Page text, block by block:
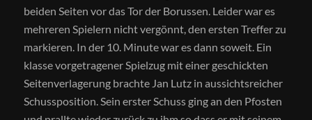
beiden Seiten vor das Tor der Borussen. Leider war es
mehreren Spielern nicht vergönnt, den ersten Treffer zu
markieren. In der 10. Minute war es dann soweit. Ein
klasse vorgetragener Spielzug mit einer geschickten
Seitenverlagerung brachte Jan Lutz in aussichtsreicher
Schussposition. Sein erster Schuss ging an den Pfosten